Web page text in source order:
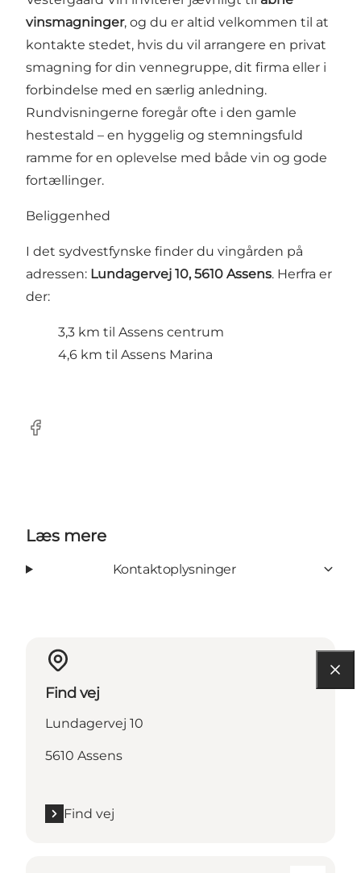
vinsmagninger, og du er altid velkommen til at
kontakte stedet, hvis du vil arrangere en privat
smagning for din vennegruppe, dit firma eller i
forbindelse med en særlig anledning.
Rundvisningerne foregår ofte i den gamle
hestestald – en hyggelig og stemningsfuld
ramme for en oplevelse med både vin og gode
fortællinger.
Beliggenhed
I det sydvestfynske finder du vingården på
adressen: Lundagervej 10, 5610 Assens. Herfra er
der:
3,3 km til Assens centrum
4,6 km til Assens Marina
FaceBook
Læs mere
Kontaktoplysninger
Find vej
Lundagervej 10
5610 Assens
Find vej